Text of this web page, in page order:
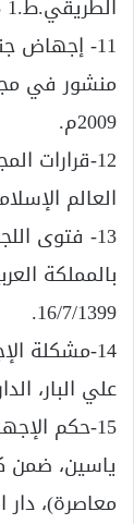
الطريقي.ط.1 1403.
11- إجهاض
2009م.
12-قرارات
العالم
13- فتوى
16/7/1399.
14-مشكلة
علي البار،
15-حكم
ياسين، ضمن
معاصرة)، دار